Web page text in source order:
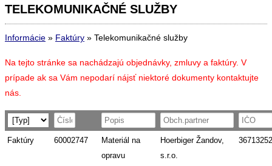
TELEKOMUNIKAČNÉ SLUŽBY
Informácie » Faktúry » Telekomunikačné služby
Na tejto stránke sa nachádzajú objednávky, zmluvy a faktúry. V
prípade ak sa Vám nepodarí nájsť niektoré dokumenty kontaktujte
nás.
Faktúry 60002747
Materiál na
opravu
Hoerbiger Žandov,
s.r.o.
36713252